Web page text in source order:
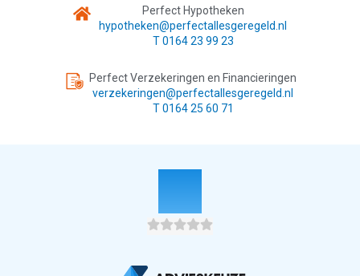
Perfect Hypotheken
hypotheken@perfectallesgeregeld.nl
T0164 23 99 23
Perfect Verzekeringen en Financieringen
verzekeringen@perfectallesgeregeld.nl
T0164 25 60 71